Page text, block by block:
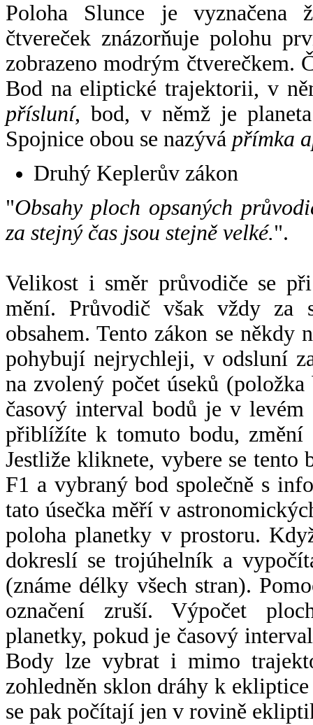
Poloha Slunce je vyznačena
čtvereček znázorňuje polohu
zobrazeno modrým čtverečkem.
Bod na eliptické trajektorii, v
přísluní, bod, v němž je
Spojnice obou se nazývá přímka
Druhý Keplerův zákon
"Obsahy ploch opsaných
za stejný čas jsou stejně velké.".
Velikost i směr průvodiče se
mění. Průvodič však vždy za
obsahem. Tento zákon se někdy
pohybují nejrychleji, v odsluní
na zvolený počet úseků
časový interval bodů je v
přiblížíte k tomuto bodu,
Jestliže kliknete, vybere se tento
F1 a vybraný bod společně s
tato úsečka měří v
poloha planetky v prostoru.
dokreslí se trojúhelník a
(známe délky všech stran).
označení zruší. Výpočet
planetky, pokud je časový
Body lze vybrat i mimo
zohledněn sklon dráhy k
se pak počítají jen v rovině